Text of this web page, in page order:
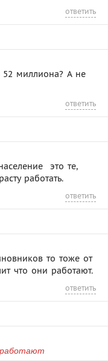
ответить
52 миллиона? А не
ответить
 это те,
работать.
ответить
то тоже от
что они работают.
ответить